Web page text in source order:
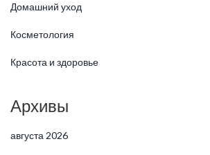
Домашний уход
Косметология
Красота и здоровье
Архивы
августа 2026